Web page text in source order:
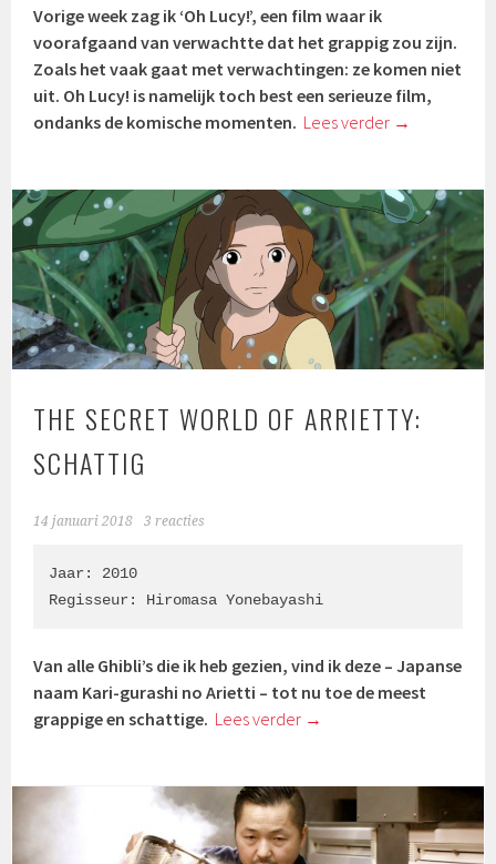
Vorige week zag ik ‘Oh Lucy!’, een film waar ik
voorafgaand van verwachtte dat het grappig zou zijn.
Zoals het vaak gaat met verwachtingen: ze komen niet
uit. Oh Lucy! is namelijk toch best een serieuze film,
ondanks de komische momenten. Lees verder →
THE SECRET WORLD OF ARRIETTY:
SCHATTIG
14 januari 2018 3 reacties
Jaar: 2010
Regisseur: Hiromasa Yonebayashi
Van alle Ghibli’s die ik heb gezien, vind ik deze – Japanse
naam Kari-gurashi no Arietti – tot nu toe de meest
grappige en schattige. Lees verder →